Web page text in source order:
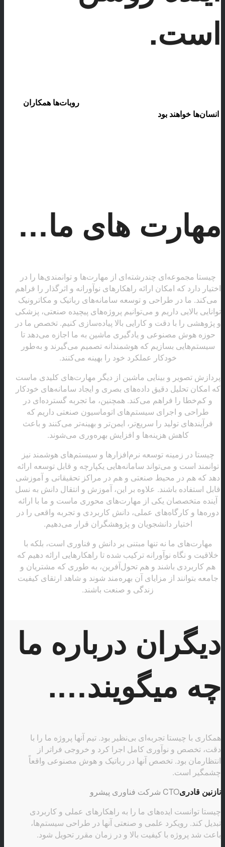
است.
ما به فردا نگاه می‌کنیم؛ فردایی که در آنروبات‌ها همکاران
انسان‌ها خواهند بود
مهارت های ما…
چیستا مجموعه‌ای چندرشته‌ای از مهارت‌ها و توانمندی‌ها را در
اختیار دارد که امکان ارائه راهکارهای نوآورانه و اثرگذار را فراهم
می‌کند. ما در طراحی و توسعه سامانه‌های رباتیک و مکاترونیک
توانایی بالایی داریم و می‌توانیم پروژه‌های پیچیده صنعتی، پزشکی
و پژوهشی را با دقت و کارایی بالا پیاده‌سازی کنیم. تخصص ما در
حوزه هوش مصنوعی و یادگیری ماشین به ما اجازه می‌دهد تا
سیستم‌هایی بسازیم که هوشمندانه تصمیم می‌گیرند و به‌طور
خودکار عملکرد خود را بهینه می‌کنند.
پردازش تصویر و بینایی ماشین از دیگر مهارت‌های کلیدی ماست
که امکان تحلیل دقیق داده‌های بصری و ایجاد سامانه‌های خودکار
و کم‌خطا را فراهم می‌کند. همچنین، ما تجربه گسترده‌ای در
طراحی و اجرای سیستم‌های اتوماسیون صنعتی داریم که
فرآیندهای تولید را سریع‌تر، ایمن‌تر و بهینه‌تر می‌کنند و باعث
کاهش هزینه‌ها و افزایش بهره‌وری می‌شوند.
چیستا در زمینه توسعه نرم‌افزارها و سیستم‌های هوشمند نیز
توانمند است و می‌تواند سامانه‌هایی یکپارچه و قابل توسعه ارائه
دهد که هم در محیط صنعتی و هم در مراکز تحقیقاتی و آموزشی
قابل استفاده باشند. علاوه بر این، آموزش و انتقال دانش به نسل
آینده متخصصان یکی از مهارت‌های محوری ماست و ما با ارائه
دوره‌ها و کارگاه‌های عملی، دانش کاربردی و تجربه واقعی را در
اختیار دانشجویان و پژوهشگران قرار می‌دهیم.
مهارت‌های ما نه تنها مبتنی بر دانش و فناوری است، بلکه با
خلاقیت و نگاه نوآورانه ترکیب شده تا راهکارهایی ارائه دهیم که
هم کاربردی باشند و هم تحول‌آفرین، به طوری که مشتریان و
جامعه بتوانند از مزایای آن بهره‌مند شوند و شاهد ارتقای کیفیت
زندگی و صنعت باشند.
دیگران درباره ما
چه میگویند….
همکاری با چیستا تجربه‌ای بی‌نظیر بود. تیم آنها پروژه ما را با
دقت، تخصص و نوآوری کامل اجرا کرد و خروجی فراتر از
انتظارمان بود. تخصص آنها در رباتیک و هوش مصنوعی واقعاً
چشمگیر است.
نازنین قادریCTO شرکت فناوری پیشرو
چیستا توانست ایده‌های ما را به راهکارهای عملی و کاربردی
تبدیل کند. رویکرد علمی و صنعتی آنها در طراحی سیستم‌ها،
باعث شد پروژه با کیفیت بالا و در زمان مقرر تحویل شود.